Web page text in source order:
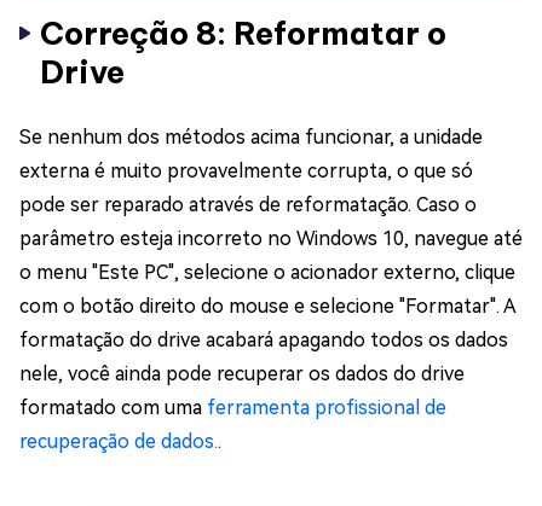
Correção 8: Reformatar o
Drive
Se nenhum dos métodos acima funcionar, a unidade
externa é muito provavelmente corrupta, o que só
pode ser reparado através de reformatação. Caso o
parâmetro esteja incorreto no Windows 10, navegue até
o menu "Este PC", selecione o acionador externo, clique
com o botão direito do mouse e selecione "Formatar". A
formatação do drive acabará apagando todos os dados
nele, você ainda pode recuperar os dados do drive
formatado com uma ferramenta profissional de
recuperação de dados..